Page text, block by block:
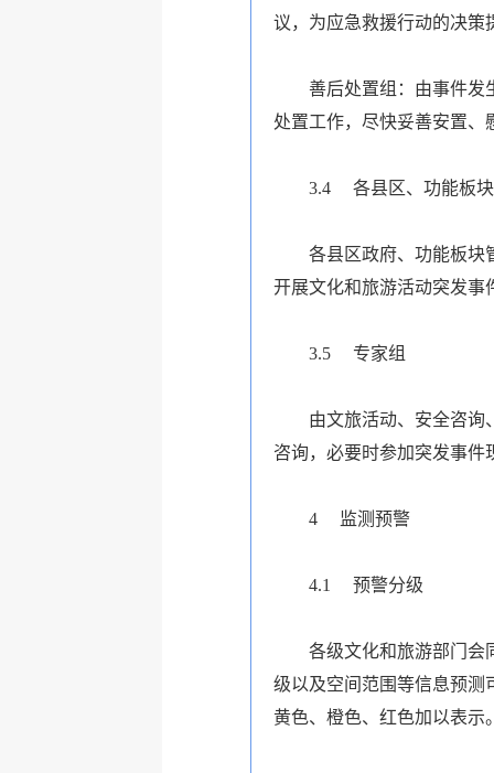
议，为应急救援行动的决策
善后处置组：由事件发
处置工作，尽快妥善安置、
3.4各县区、功能板块
各县区政府、功能板块
开展文化和旅游活动突发事
3.5专家组
由文旅活动、安全咨询
咨询，必要时参加突发事件
4 监测预警
4.1 预警分级
各级文化和旅游部门会
级以及空间范围等信息预测
黄色、橙色、红色加以表示